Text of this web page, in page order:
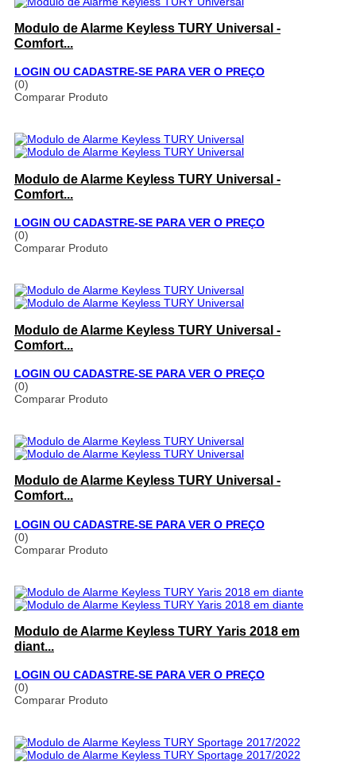
Modulo de Alarme Keyless TURY Universal -
Comfort...
LOGIN OU CADASTRE-SE PARA VER O PREÇO
(0)
Comparar Produto
Modulo de Alarme Keyless TURY Universal -
Comfort...
LOGIN OU CADASTRE-SE PARA VER O PREÇO
(0)
Comparar Produto
Modulo de Alarme Keyless TURY Universal -
Comfort...
LOGIN OU CADASTRE-SE PARA VER O PREÇO
(0)
Comparar Produto
Modulo de Alarme Keyless TURY Universal -
Comfort...
LOGIN OU CADASTRE-SE PARA VER O PREÇO
(0)
Comparar Produto
Modulo de Alarme Keyless TURY Yaris 2018 em
diant...
LOGIN OU CADASTRE-SE PARA VER O PREÇO
(0)
Comparar Produto